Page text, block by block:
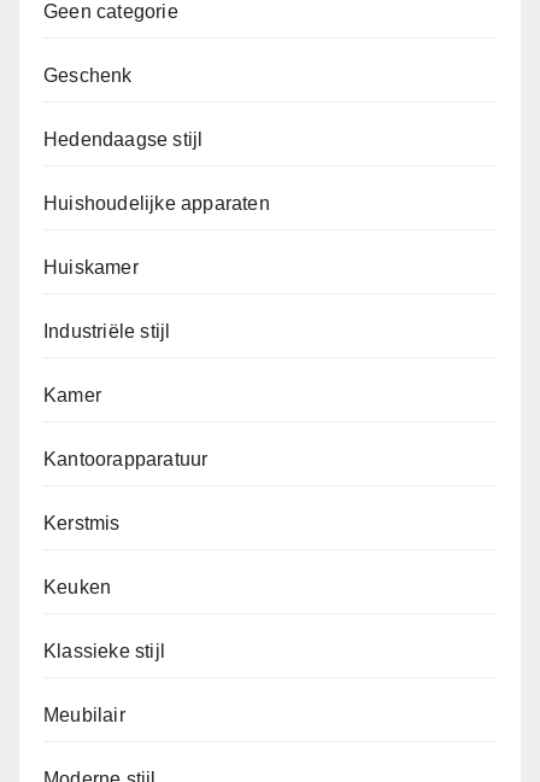
Geen categorie
Geschenk
Hedendaagse stijl
Huishoudelijke apparaten
Huiskamer
Industriële stijl
Kamer
Kantoorapparatuur
Kerstmis
Keuken
Klassieke stijl
Meubilair